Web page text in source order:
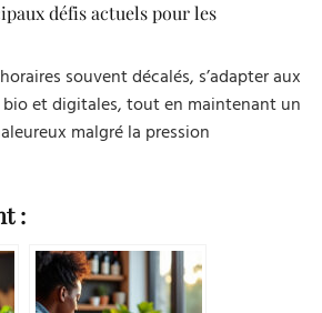
défis actuels pour les
souvent décalés, s’adapter aux
et digitales, tout en maintenant un
malgré la pression
: